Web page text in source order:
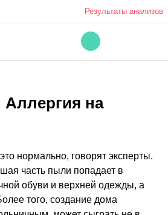
Результаты анализов
Аллергия на
нормально, говорят эксперты.
часть пыли попадает в
обуви и верхней одежды, а
того, создание дома